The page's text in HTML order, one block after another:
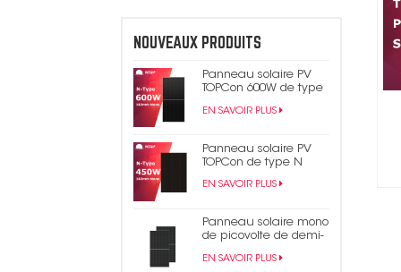
NOUVEAUX PRODUITS
Panneau solaire PV
TOPCon 600W de type
EN SAVOIR PLUS
Panneau solaire PV
TOPCon de type N
EN SAVOIR PLUS
Panneau solaire mono
de picovolte de demi-
élevé 550W 9bb Perc
EN SAVOIR PLUS